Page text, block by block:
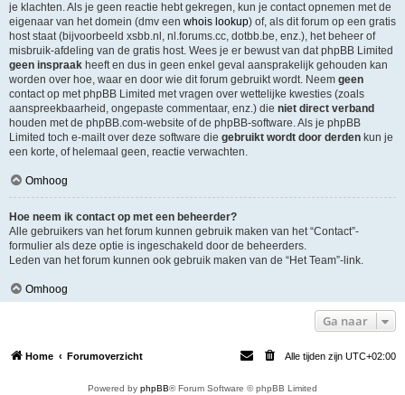
je klachten. Als je geen reactie hebt gekregen, kun je contact opnemen met de
eigenaar van het domein (dmv een whois lookup) of, als dit forum op een gratis
host staat (bijvoorbeeld xsbb.nl, nl.forums.cc, dotbb.be, enz.), het beheer of
misbruik-afdeling van de gratis host. Wees je er bewust van dat phpBB Limited
geen inspraak heeft en dus in geen enkel geval aansprakelijk gehouden kan
worden over hoe, waar en door wie dit forum gebruikt wordt. Neem geen
contact op met phpBB Limited met vragen over wettelijke kwesties (zoals
aanspreekbaarheid, ongepaste commentaar, enz.) die niet direct verband
houden met de phpBB.com-website of de phpBB-software. Als je phpBB
Limited toch e-mailt over deze software die gebruikt wordt door derden kun je
een korte, of helemaal geen, reactie verwachten.
Omhoog
Hoe neem ik contact op met een beheerder?
Alle gebruikers van het forum kunnen gebruik maken van het “Contact”-
formulier als deze optie is ingeschakeld door de beheerders.
Leden van het forum kunnen ook gebruik maken van de “Het Team”-link.
Omhoog
Ga naar
Home Forumoverzicht Alle tijden zijn UTC+02:00
Powered by phpBB® Forum Software © phpBB Limited